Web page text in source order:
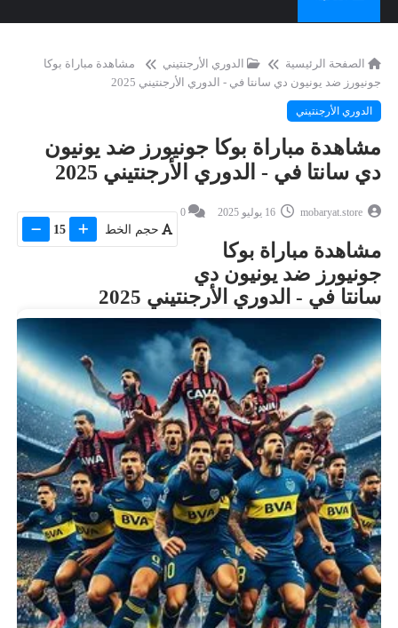
الصفحة الرئيسية الدوري الأرجنتيني
مشاهدة مباراة بوكا
جونيورز ضد يونيون دي سانتا في - الدوري الأرجنتيني 2025
الدوري الأرجنتيني
مشاهدة مباراة بوكا جونيورز ضد يونيون
دي سانتا في - الدوري الأرجنتيني 2025
mobaryat.store
0
حجم الخط 15
مشاهدة مباراة بوكا
جونيورز ضد يونيون دي
سانتا في - الدوري الأرجنتيني 2025